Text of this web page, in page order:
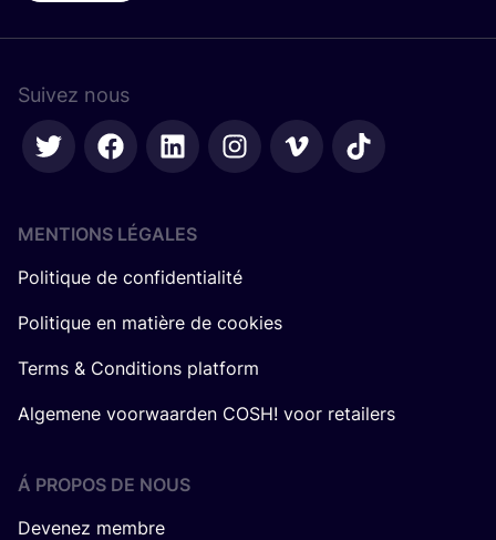
Suivez nous
MENTIONS LÉGALES
Politique de confidentialité
Politique en matière de cookies
Terms & Conditions platform
Algemene voorwaarden COSH! voor retailers
Á PROPOS DE NOUS
Devenez membre